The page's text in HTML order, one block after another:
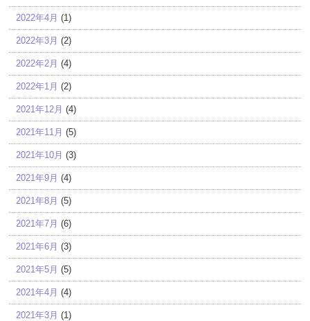
2022年4月 (1)
2022年3月 (2)
2022年2月 (4)
2022年1月 (2)
2021年12月 (4)
2021年11月 (5)
2021年10月 (3)
2021年9月 (4)
2021年8月 (5)
2021年7月 (6)
2021年6月 (3)
2021年5月 (5)
2021年4月 (4)
2021年3月 (1)